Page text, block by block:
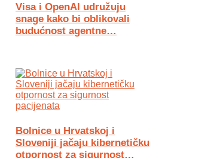
Visa i OpenAI udružuju
snage kako bi oblikovali
budućnost agentne…
Bolnice u Hrvatskoj i
Sloveniji jačaju kibernetičku
otpornost za sigurnost…